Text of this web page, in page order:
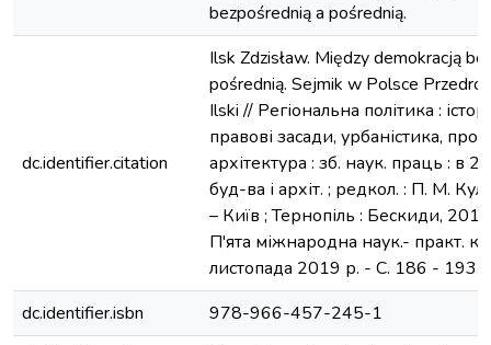
bezpośrednią a pośrednią.
dc.identifier.citation
Ilsk Zdzisław. Między demokracją
pośrednią. Sejmik w Polsce
Ilski // Регіональна політика :
правові засади, урбаністика,
архітектура : зб. наук. праць : в 2
буд-ва і архіт. ; редкол. : П. М.
– Київ ; Тернопіль : Бескиди,
П'ята міжнародна наук.- практ.
листопада 2019 р. - С. 186 - 193. -
dc.identifier.isbn
978-966-457-245-1